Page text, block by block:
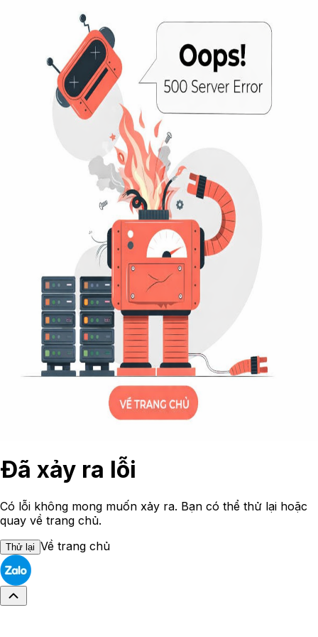
Đã xảy ra lỗi
Có lỗi không mong muốn xảy ra. Bạn có thể thử lại hoặc
quay về trang chủ.
Thử lại Về trang chủ